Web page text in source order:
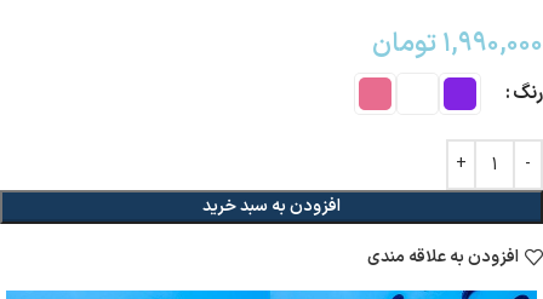
۱,۹۹۰,۰۰۰تومان
رنگ
افزودن به سبد خرید
افزودن به علاقه مندی